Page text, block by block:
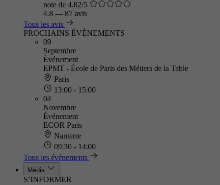
note de 4.82/5
4.8 — 87 avis
Tous les avis
PROCHAINS ÉVÈNEMENTS
09
Septembre
Événement
EPMT - École de Paris des Métiers de la Table
Paris
13:00 - 15:00
04
Novembre
Événement
ECOR Paris
Nanterre
09:30 - 14:00
Tous les événements
Média
S’INFORMER